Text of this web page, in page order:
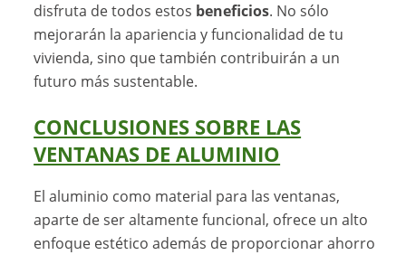
disfruta de todos estos beneficios. No sólo
mejorarán la apariencia y funcionalidad de tu
vivienda, sino que también contribuirán a un
futuro más sustentable.
CONCLUSIONES SOBRE LAS
VENTANAS DE ALUMINIO
El aluminio como material para las ventanas,
aparte de ser altamente funcional, ofrece un alto
enfoque estético además de proporcionar ahorro